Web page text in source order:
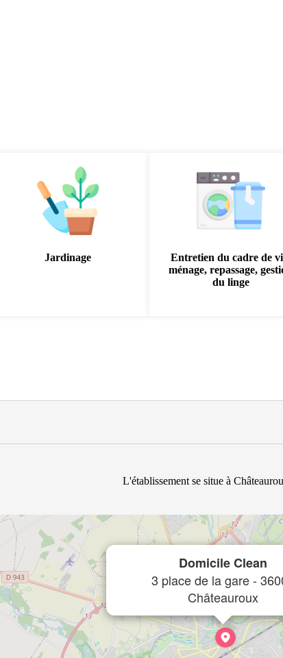
Jardinage
Entretien du cadre de
ménage, repassage,
du linge
L'établissement se situe à
Domicile Clean
3 place de la gare -
Châteauroux